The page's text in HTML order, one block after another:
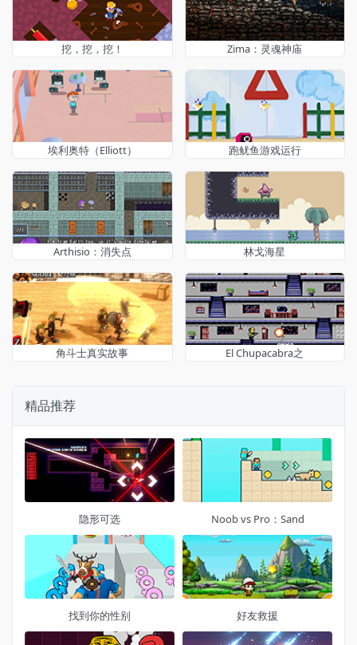
挖，挖，挖！ Zima：灵魂神庙
埃利奥特（Elliott） 跑鱿鱼游戏运行
Arthisio：消失点 林戈海星
角斗士真实故事 El Chupacabra之
精品推荐
隐形可选 Noob vs Pro：Sand
找到你的性别 好友救援